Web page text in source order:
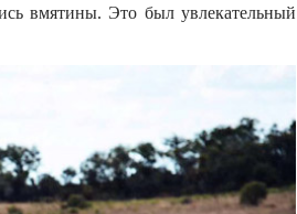
вмятины. Это был увлекательный